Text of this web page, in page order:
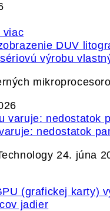
viac
výrobu
nedostatok
24. júna